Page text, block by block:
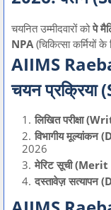
चयनित उम्मीदवारों कोपे
NPA (चिकित्सा कर्मियों
AIIMS
चयन
लिखित परीक्षा
विभागीय
2026
मेरिट सूची
दस्तावेज़